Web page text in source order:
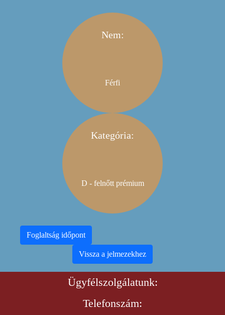
Nem:
Férfi
Kategória:
D - felnőtt prémium
Foglaltság időpont
Vissza a jelmezekhez
Ügyfélszolgálatunk:
Telefonszám: